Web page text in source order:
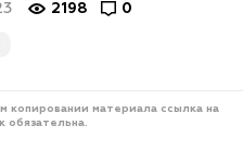
2198 0
копировании материала ссылка на
обязательна.